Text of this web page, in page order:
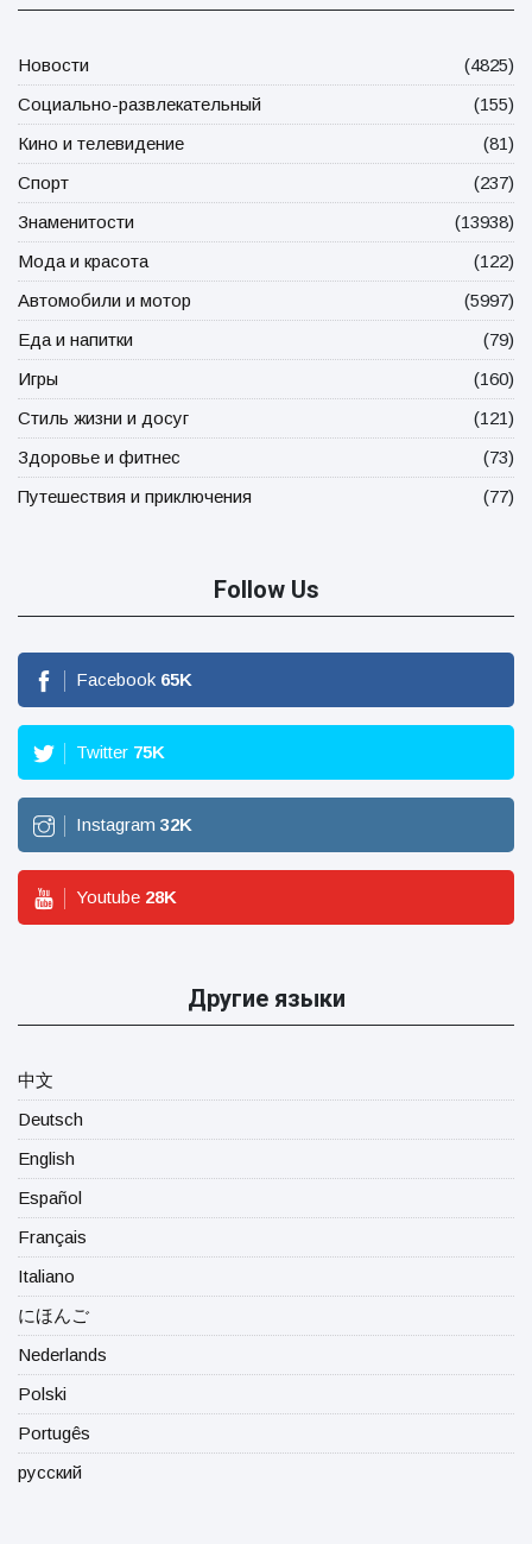
Новости
(4825)
Социально-развлекательный
(155)
Кино и телевидение
(81)
Спорт
(237)
Знаменитости
(13938)
Мода и красота
(122)
Автомобили и мотор
(5997)
Еда и напитки
(79)
Игры
(160)
Стиль жизни и досуг
(121)
Здоровье и фитнес
(73)
Путешествия и приключения
(77)
Follow Us
Facebook 65K
Twitter 75K
Instagram 32K
Youtube 28K
Другие языки
中文
Deutsch
English
Español
Français
Italiano
にほんご
Nederlands
Polski
Portugês
русский